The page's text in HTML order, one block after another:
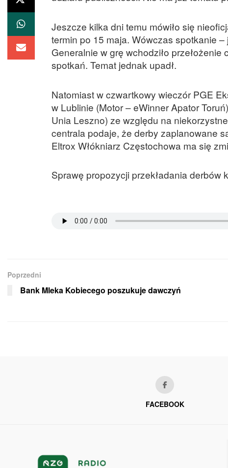
Jeszcze kilka dni temu mówiło się
termin po 15 maja. Wówczas spotkanie
Generalnie w grę wchodziło
spotkań. Temat jednak upadł.
Natomiast w czwartkowy wieczór PGE
w Lublinie (Motor – eWinner Apator
Unia Leszno) ze względu na
centrala podaje, że derby zaplanowane
Eltrox Włókniarz Częstochowa ma się
Sprawę propozycji przekładania derbów
Poprzedni
Bank Mleka Kobiecego poszukuje dawczyń
FACEBOOK